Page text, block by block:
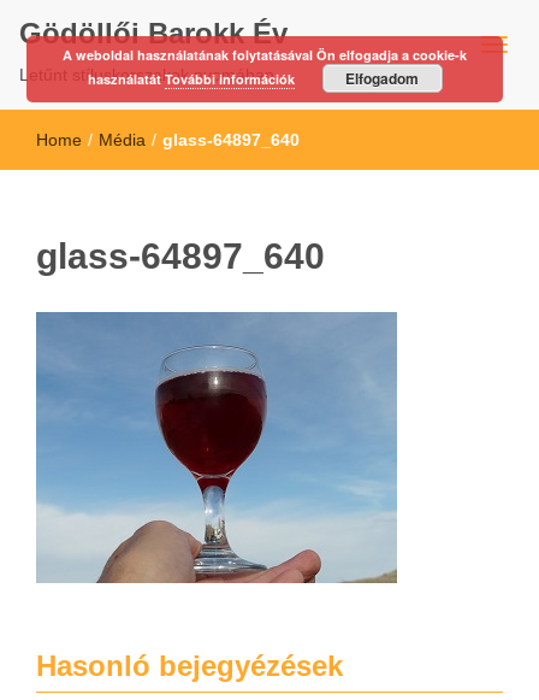
Gödöllői Barokk Év
Letűnt stíluskorszakok nyomában…
Home / Média / glass-64897_640
glass-64897_640
Hasonló bejegyézések
A weboldal használatának folytatásával Ön elfogadja a cookie-k
használatátTovábbi információk Elfogadom